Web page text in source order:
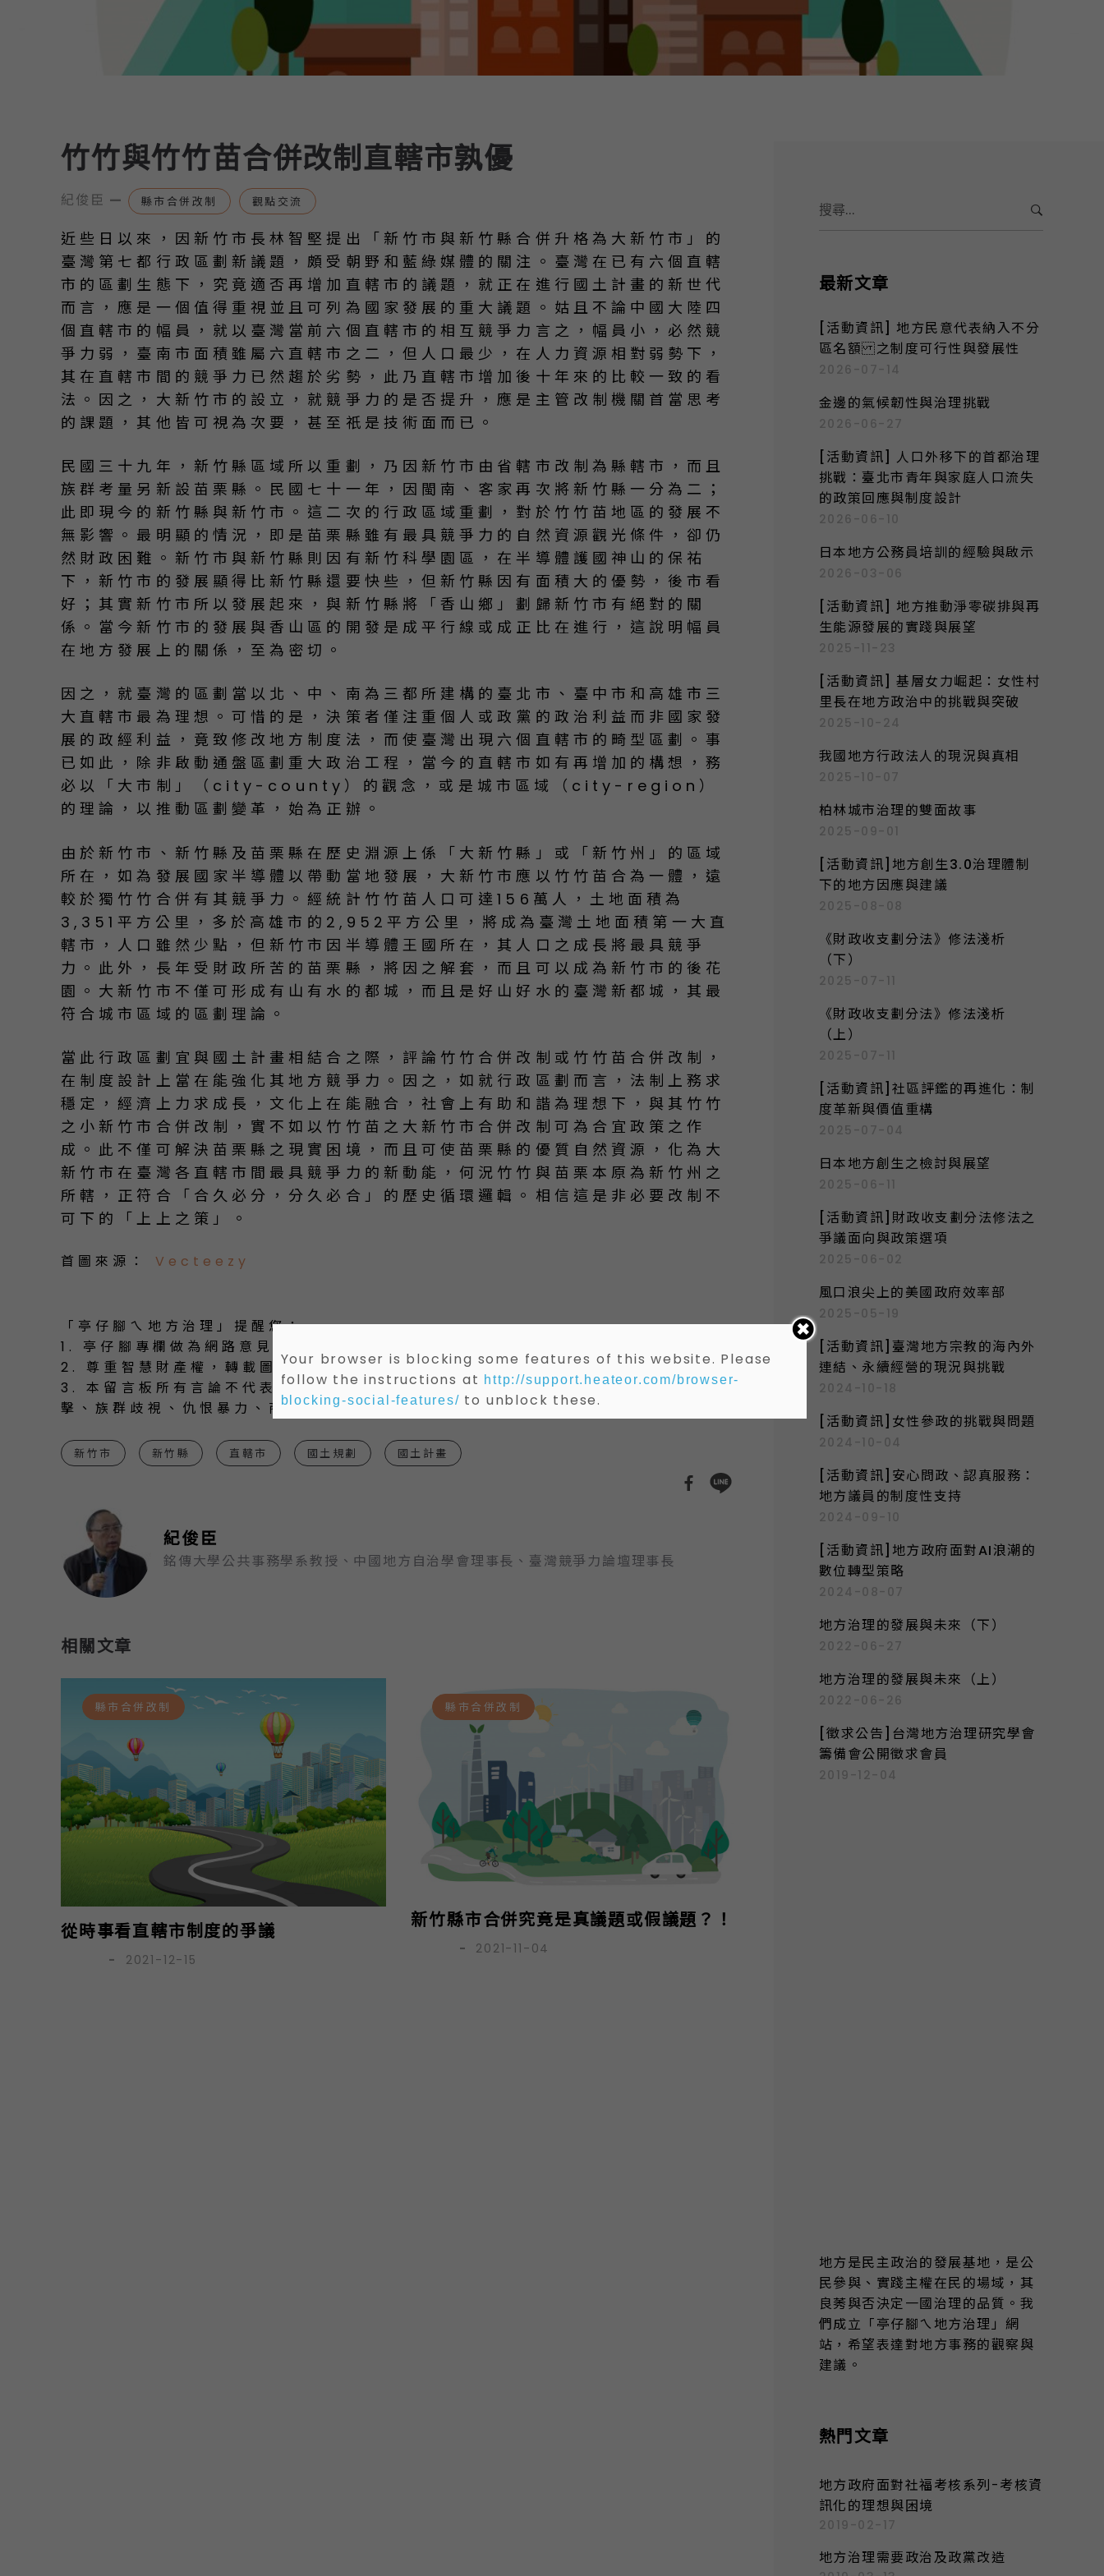
竹竹與竹竹苗合併改制直轄市孰優
紀俊臣 — 縣市合併改制 觀點交流
近些日以來，因新竹市長林智堅提出「新竹市與新竹縣合併升格為大新竹市」的
臺灣第七都行政區劃新議題，頗受朝野和藍綠媒體的關注。臺灣在已有六個直轄
市的區劃生態下，究竟適否再增加直轄市的議題，就正在進行國土計畫的新世代
而言，應是一個值得重視並且可列為國家發展的重大議題。姑且不論中國大陸四
個直轄市的幅員，就以臺灣當前六個直轄市的相互競爭力言之，幅員小，必然競
爭力弱，臺南市面積雖屬六直轄市之二，但人口最少，在人力資源相對弱勢下，
其在直轄市間的競爭力已然趨於劣勢，此乃直轄市增加後十年來的比較一致的看
法。因之，大新竹市的設立，就競爭力的是否提升，應是主管改制機關首當思考
的課題，其他皆可視為次要，甚至祇是技術面而已。
民國三十九年，新竹縣區域所以重劃，乃因新竹市由省轄市改制為縣轄市，而且
族群考量另新設苗栗縣。民國七十一年，因閩南、客家再次將新竹縣一分為二；
此即現今的新竹縣與新竹市。這二次的行政區域重劃，對於竹竹苗地區的發展不
無影響。最明顯的情況，即是苗栗縣雖有最具競爭力的自然資源觀光條件，卻仍
然財政困難。新竹市與新竹縣則因有新竹科學園區，在半導體護國神山的保祐
下，新竹市的發展顯得比新竹縣還要快些，但新竹縣因有面積大的優勢，後市看
好；其實新竹市所以發展起來，與新竹縣將「香山鄉」劃歸新竹市有絕對的關
係。當今新竹市的發展與香山區的開發是成平行線或成正比在進行，這說明幅員
在地方發展上的關係，至為密切。
因之，就臺灣的區劃當以北、中、南為三都所建構的臺北市、臺中市和高雄市三
大直轄市最為理想。可惜的是，決策者僅注重個人或政黨的政治利益而非國家發
展的政經利益，竟致修改地方制度法，而使臺灣出現六個直轄市的畸型區劃。事
已如此，除非啟動通盤區劃重大政治工程，當今的直轄市如有再增加的構想，務
必以「大市制」（city-county）的觀念，或是城市區域（city-region）
的理論，以推動區劃變革，始為正辦。
由於新竹市、新竹縣及苗栗縣在歷史淵源上係「大新竹縣」或「新竹州」的區域
所在，如為發展國家半導體以帶動當地發展，大新竹市應以竹竹苗合為一體，遠
較於獨竹竹合併有其競爭力。經統計竹竹苗人口可達156萬人，土地面積為
3,351平方公里，多於高雄市的2,952平方公里，將成為臺灣土地面積第一大直
轄市，人口雖然少點，但新竹市因半導體王國所在，其人口之成長將最具競爭
力。此外，長年受財政所苦的苗栗縣，將因之解套，而且可以成為新竹市的後花
園。大新竹市不僅可形成有山有水的都城，而且是好山好水的臺灣新都城，其最
符合城市區域的區劃理論。
當此行政區劃宜與國土計畫相結合之際，評論竹竹合併改制或竹竹苗合併改制，
在制度設計上當在能強化其地方競爭力。因之，如就行政區劃而言，法制上務求
穩定，經濟上力求成長，文化上在能融合，社會上有助和諧為理想下，與其竹竹
之小新竹市合併改制，實不如以竹竹苗之大新竹市合併改制可為合宜政策之作
成。此不僅可解決苗栗縣之現實困境，而且可使苗栗縣的優質自然資源，化為大
新竹市在臺灣各直轄市間最具競爭力的新動能，何況竹竹與苗栗本原為新竹州之
所轄，正符合「合久必分，分久必合」的歷史循環邏輯。相信這是非必要改制不
可下的「上上之策」。
首圖來源： Vecteezy
「亭仔腳ㄟ地方治理」提醒您：
1. 亭仔腳專欄做為網路意見交流平台，文章純為作者意見，不代表本站立場。
2. 尊重智慧財產權，轉載圖文請註明出處。
3. 本留言板所有言論不代表本站立場，留言時請彼此尊重，若涉及個人隱私、人身攻
擊、族群歧視、仇恨暴力、商業廣告等言論，本站將移除留言。
新竹市 新竹縣 直轄市 國土規劃 國土計畫
紀俊臣
銘傳大學公共事務學系教授、中國地方自治學會理事長、臺灣競爭力論壇理事長
相關文章
縣市合併改制
從時事看直轄市制度的爭議
- 2021-12-15
縣市合併改制
新竹縣市合併究竟是真議題或假議題？！
- 2021-11-04
S
e
c
f
o
r
:
最新文章
[活動資訊] 地方民意代表納入不分
區名額 之制度可行性與發展性
2026-07-14
金邊的氣候韌性與治理挑戰
2026-06-27
[活動資訊] 人口外移下的首都治理
挑戰：臺北市青年與家庭人口流失
的政策回應與制度設計
2026-06-10
日本地方公務員培訓的經驗與啟示
2026-03-06
[活動資訊] 地方推動淨零碳排與再
生能源發展的實踐與展望
2025-11-23
[活動資訊] 基層女力崛起：女性村
里長在地方政治中的挑戰與突破
2025-10-24
我國地方行政法人的現況與真相
2025-10-07
柏林城市治理的雙面故事
2025-09-01
[活動資訊]地方創生3.0治理體制
下的地方因應與建議
2025-08-08
《財政收支劃分法》修法淺析
（下）
2025-07-11
《財政收支劃分法》修法淺析
（上）
2025-07-11
[活動資訊]社區評鑑的再進化：制
度革新與價值重構
2025-07-04
日本地方創生之檢討與展望
2025-06-11
[活動資訊]財政收支劃分法修法之
爭議面向與政策選項
2025-06-02
風口浪尖上的美國政府效率部
2025-05-19
[活動資訊]臺灣地方宗教的海內外
連結、永續經營的現況與挑戰
2024-10-18
[活動資訊]女性參政的挑戰與問題
2024-10-04
[活動資訊]安心問政、認真服務：
地方議員的制度性支持
2024-09-10
[活動資訊]地方政府面對AI浪潮的
數位轉型策略
2024-08-07
地方治理的發展與未來（下）
2022-06-27
地方治理的發展與未來（上）
2022-06-26
[徵求公告]台灣地方治理研究學會
籌備會公開徵求會員
2019-12-04
地方是民主政治的發展基地，是公
民參與、實踐主權在民的場域，其
良莠與否決定一國治理的品質。我
們成立「亭仔腳ㄟ地方治理」網
站，希望表達對地方事務的觀察與
建議。
熱門文章
地方政府面對社福考核系列-考核資
訊化的理想與困境
2019-02-17
地方治理需要政治及政黨改造
Your browser is blocking some features of this website. Please
follow the instructions at http://support.heateor.com/browser-
blocking-social-features/ to unblock these.